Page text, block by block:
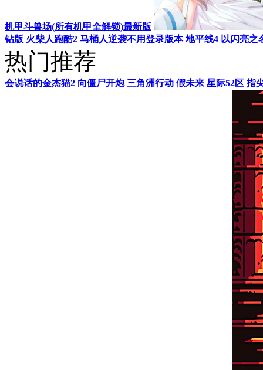
酷漫熊app
本站推荐
以闪亮之
星际52区 指